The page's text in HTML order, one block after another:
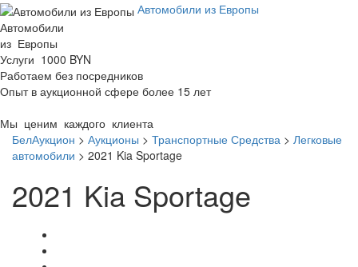
Автомобили из Европы
Автомобили
из Европы
Услуги 1000 BYN
Работаем без посредников
Опыт в аукционной сфере более 15 лет
Мы ценим каждого клиента
БелАукцион > Аукционы > Транспортные Средства > Легковые
автомобили > 2021 Kia Sportage
2021 Kia Sportage